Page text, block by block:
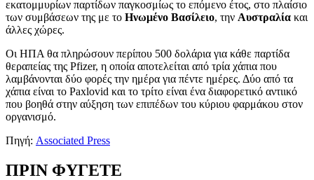
εκατομμυρίων παρτίδων παγκοσμίως το επόμενο έτος, στο πλαίσιο
των συμβάσεων της με το Ηνωμένο Βασίλειο, την Αυστραλία και
άλλες χώρες.
Οι ΗΠΑ θα πληρώσουν περίπου 500 δολάρια για κάθε παρτίδα
θεραπείας της Pfizer, η οποία αποτελείται από τρία χάπια που
λαμβάνονται δύο φορές την ημέρα για πέντε ημέρες. Δύο από τα
χάπια είναι το Paxlovid και το τρίτο είναι ένα διαφορετικό αντιικό
που βοηθά στην αύξηση των επιπέδων του κύριου φαρμάκου στον
οργανισμό.
Πηγή: Associated Press
ΠΡΙΝ ΦΥΓΕΤΕ